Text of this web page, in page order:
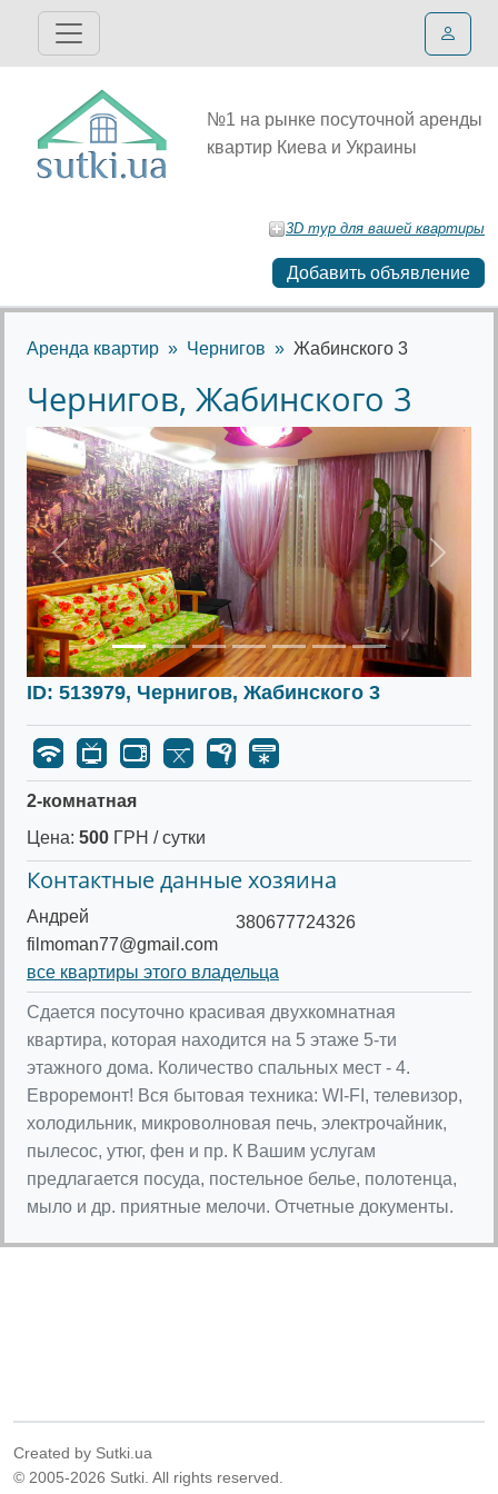
№1 на рынке посуточной аренды
квартир Киева и Украины
3D тур для вашей квартиры
Добавить объявление
Аренда квартир Чернигов Жабинского 3
Чернигов, Жабинского 3
Предыдущее
ID: 513979, Чернигов, Жабинского 3
2-комнатная
Цена: 500 ГРН / сутки
Контактные данные хозяина
Андрей
filmoman77@gmail.com
380677724326
все квартиры этого владельца
Сдается посуточно красивая двухкомнатная
квартира, которая находится на 5 этаже 5-ти
этажного дома. Количество спальных мест - 4.
Евроремонт! Вся бытовая техника: WI-FI, телевизор,
холодильник, микроволновая печь, электрочайник,
пылесос, утюг, фен и пр. К Вашим услугам
предлагается посуда, постельное белье, полотенца,
мыло и др. приятные мелочи. Отчетные документы.
Created by Sutki.ua
© 2005-2026 Sutki. All rights reserved.